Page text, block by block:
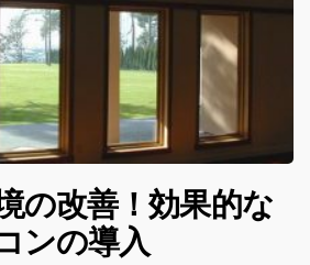
の改善！効果的な
ンの導入